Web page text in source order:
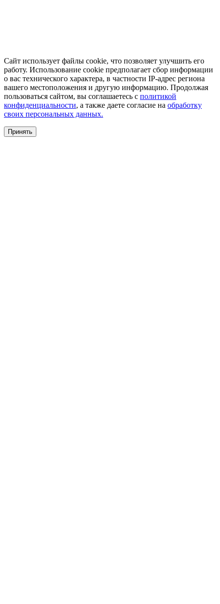
Сайт использует файлы cookie, что позволяет улучшить его
работу. Использование cookie предполагает сбор информации
о вас технического характера, в частности IP-адрес региона
вашего местоположения и другую информацию. Продолжая
пользоваться сайтом, вы соглашаетесь с политикой
конфиденциальности, а также даете согласие на обработку
своих персональных данных.
Принять